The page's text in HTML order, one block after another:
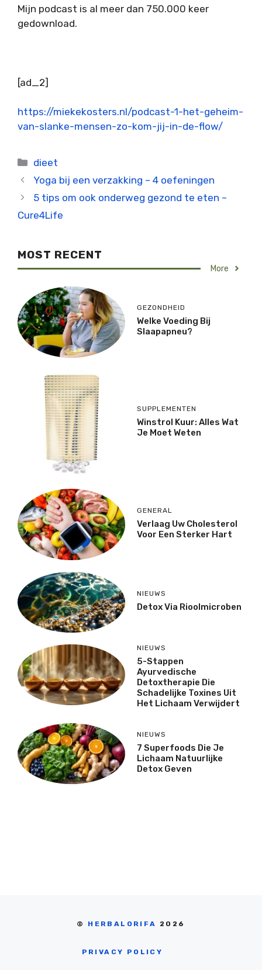
Mijn podcast is al meer dan 750.000 keer
gedownload.
[ad_2]
https://miekekosters.nl/podcast-1-het-geheim-
van-slanke-mensen-zo-kom-jij-in-de-flow/
Categorieën
dieet
Yoga bij een verzakking – 4 oefeningen
5 tips om ook onderweg gezond te eten –
Cure4Life
MOST RECENT
More
GEZONDHEID
Welke Voeding Bij
Slaapapneu?
SUPPLEMENTEN
Winstrol Kuur: Alles Wat
Je Moet Weten
GENERAL
Verlaag Uw Cholesterol
Voor Een Sterker Hart
NIEUWS
Detox Via Rioolmicroben
NIEUWS
5-Stappen
Ayurvedische
Detoxtherapie Die
Schadelijke Toxines Uit
Het Lichaam Verwijdert
NIEUWS
7 Superfoods Die Je
Lichaam Natuurlijke
Detox Geven
© HERBALORIFA 2026
PRIVACY POLICY